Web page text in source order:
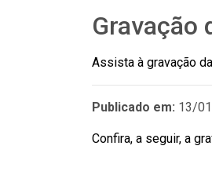
Gravação
Assista à gravação
Publicado em: 13/
Confira, a seguir, a